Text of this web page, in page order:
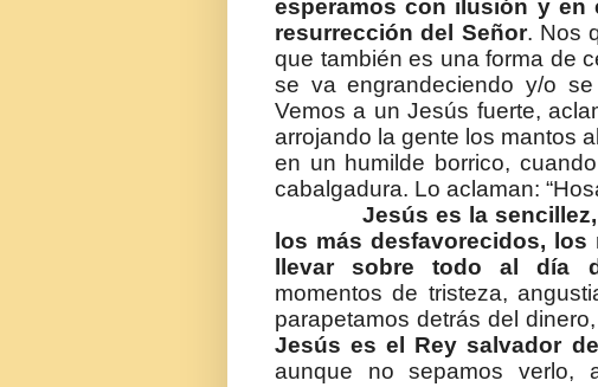
esperamos con ilusión y en
resurrección del Señor. Nos
que también es una forma de
se va engrandeciendo y/o
Vemos a un Jesús fuerte,
arrojando la gente los mantos
en un humilde borrico,
cabalgadura. Lo aclaman:
Jesús es la
los más desfavorecidos,
llevar sobre todo al día
momentos de tristeza,
parapetamos detrás del
Jesús es el Rey salvador
aunque no sepamos verlo,